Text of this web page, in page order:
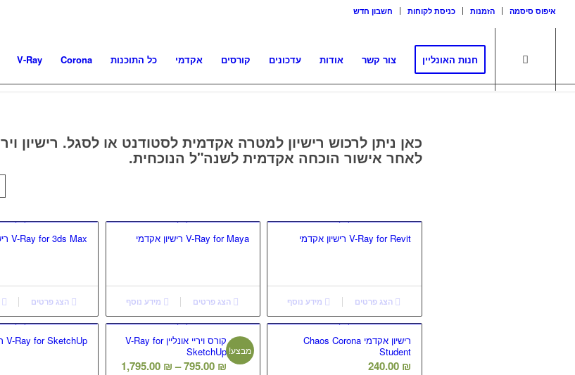
חשבון חדש כניסת לקוחות הזמנות איפוס סיסמה
V-Ray Corona כל התוכנות אקדמי קורסים עדכונים אודות צור קשר חנות האונליין
כאן ניתן לרכוש רישיון למטרה אקדמית לסטודנט או לסגל. רישיון
לאחר אישור הוכחה אקדמית לשנה"ל הנוכחית.
V-Ray for 3ds Max רישיון אקדמי
הצג פרטים
V-Ray for Maya רישיון אקדמי
מידע נוסף הצג פרטים
V-Ray for Revit רישיון אקדמי
מידע נוסף הצג פרטים
V-Ray for SketchUp רישיון אקדמי
קורס ויריי אונליין V-Ray for
SketchUp
795.00 ₪
–
1,795.00 ₪
טווח
מבצע!
רישיון אקדמי Chaos Corona
Student
240.00 ₪